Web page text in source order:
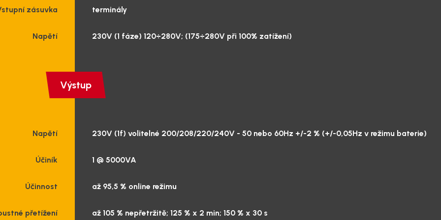
zásuvka terminály
Napětí 230V (1 fáze) 120÷280V; (175÷280V při 100% zatížení)
Výstup
Napětí 230V (1f) volitelné 200/208/220/240V - 50 nebo 60Hz +/-2 % (+/-0,05Hz v režimu baterie)
Účiník 1 @ 5000VA
Účinnost až 95,5 % online režimu
přetížení až 105 % nepřetržitě; 125 % x 2 min; 150 % x 30 s